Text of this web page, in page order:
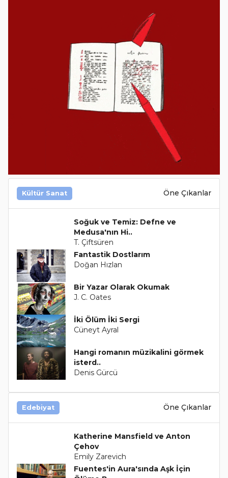
Kültür Sanat Öne Çıkanlar
Soğuk ve Temiz: Defne ve
Medusa'nın Hi..
T. Çiftsüren
Fantastik Dostlarım
Doğan Hızlan
Bir Yazar Olarak Okumak
J. C. Oates
İki Ölüm İki Sergi
Cüneyt Ayral
Hangi romanın müzikalini görmek
isterd..
Denis Gürcü
Edebiyat Öne Çıkanlar
Katherine Mansfield ve Anton
Çehov
Emily Zarevich
Fuentes'in Aura'sında Aşk İçin